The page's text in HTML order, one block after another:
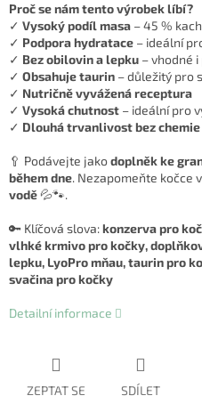
Proč se nám tento výrobek líbí?
✓ Vysoký podíl masa – 45 %
✓ Podpora hydratace – ideální
✓ Bez obilovin a lepku – vhodné
✓ Obsahuje taurin – důležitý pro
✓ Nutričně vyvážená receptura
✓ Vysoká chutnost – ideální pro
✓ Dlouhá trvanlivost bez chemie
🥄 Podávejte jakodoplněk ke
během dne. Nezapomeňte kočce
vodě 💦🐾.
🔑 Klíčová slova:konzerva pro
vlhké krmivo pro kočky,
lepku, LyoPro mňau, taurin pro
svačina pro kočky
Detailní informace
ZEPTAT SE SDÍLET